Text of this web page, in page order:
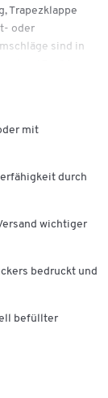
Trapezklappe
oder
sind in
45 x 90 mm
Qualität
mit
durch
wichtiger
bedruckt und
befüllter